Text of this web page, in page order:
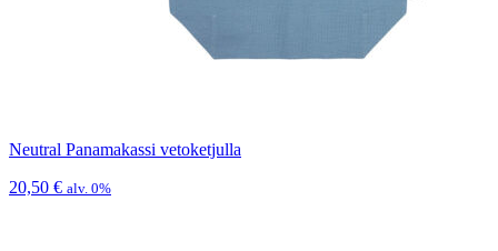
Neutral Panamakassi vetoketjulla
20,50 € alv. 0%